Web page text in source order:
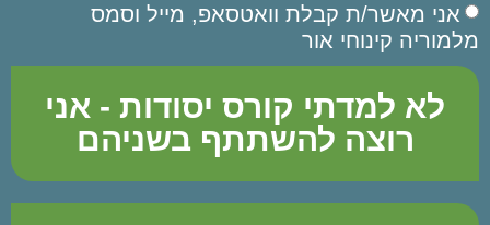
אני מאשר/ת קבלת וואטסאפ, מייל וסמס
מלמוריה קינוחי אור
לא למדתי קורס יסודות - אני
רוצה להשתתף בשניהם